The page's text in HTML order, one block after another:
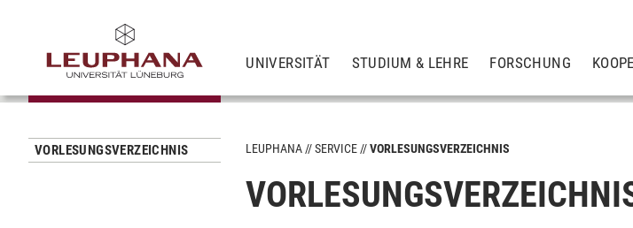
UNIVERSITÄT STUDIUM & LEHRE FORSCHUNG
VORLESUNGSVERZEICHNIS LEUPHANA SERVICE VORLESUNGSVERZEICHNIS